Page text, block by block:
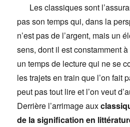
Les classiques sont
pas son temps qui, dans la
n’est pas de l’argent, mais un
sens, dont il est constamment
un temps de lecture qui ne se
les trajets en train que l’on fait
peut pas tout lire et l’on veut
Derrière l’arrimage aux
de la signification en